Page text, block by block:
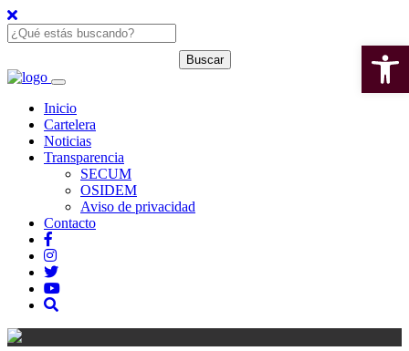
Inicio
Cartelera
Noticias
Transparencia
SECUM
OSIDEM
Aviso de privacidad
Contacto